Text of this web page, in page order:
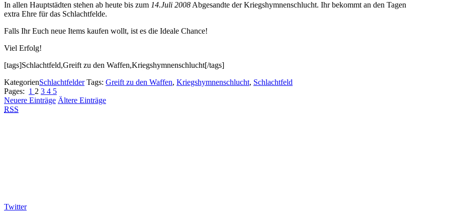
In allen Hauptstädten stehen ab heute bis zum 14.Juli 2008Abgesandte der Kriegshymnenschlucht. Ihr bekommt an den Tagen
extra Ehre für das Schlachtfelde.
Falls Ihr Euch neue Items kaufen wollt, ist es die Ideale Chance!
Viel Erfolg!
[tags]Schlachtfeld,Greift zu den Waffen,Kriegshymnenschlucht[/tags]
KategorienSchlachtfelder Tags: Greift zu den Waffen, Kriegshymnenschlucht, Schlachtfeld
Pages: 1 2 3 4 5
Neuere Einträge Ältere Einträge
RSS
Twitter